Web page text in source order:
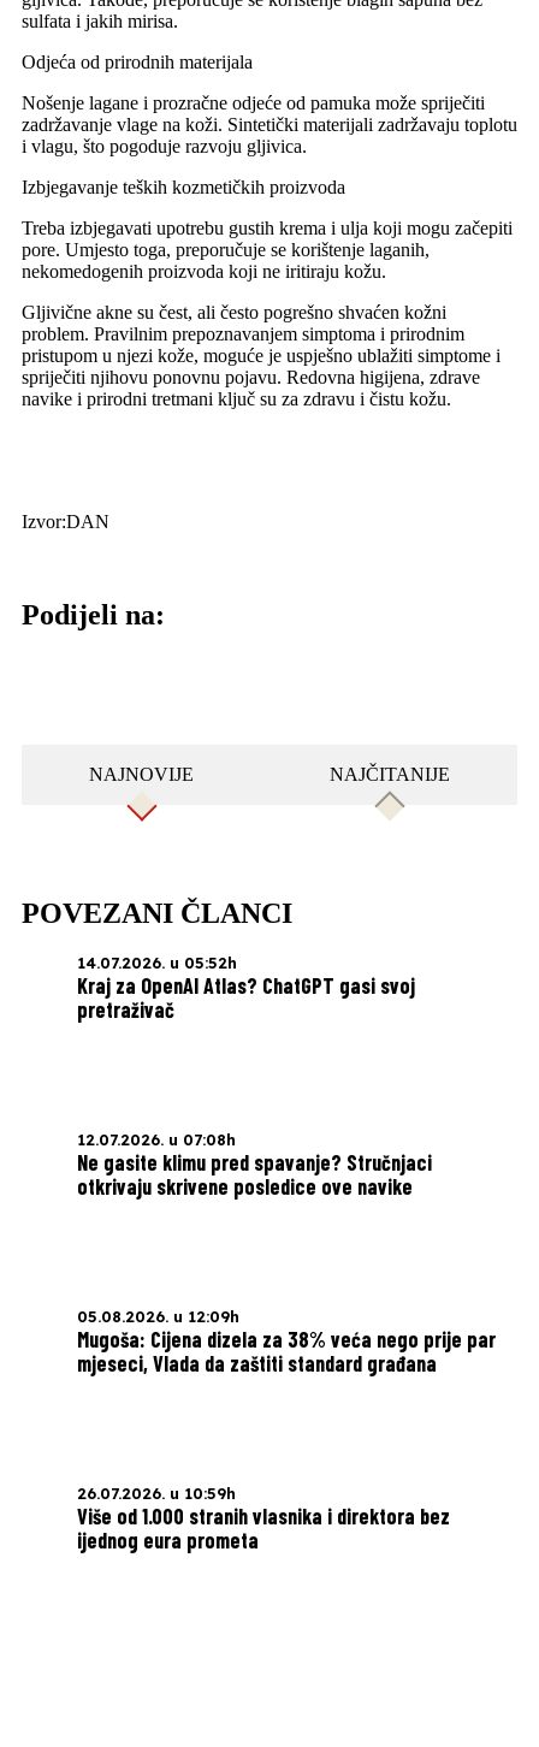
sulfata i jakih mirisa.
Odjeća od prirodnih materijala
Nošenje lagane i prozračne odjeće od pamuka može spriječiti
zadržavanje vlage na koži. Sintetički materijali zadržavaju toplotu
i vlagu, što pogoduje razvoju gljivica.
Izbjegavanje teških kozmetičkih proizvoda
Treba izbjegavati upotrebu gustih krema i ulja koji mogu začepiti
pore. Umjesto toga, preporučuje se korištenje laganih,
nekomedogenih proizvoda koji ne iritiraju kožu.
Gljivične akne su čest, ali često pogrešno shvaćen kožni
problem. Pravilnim prepoznavanjem simptoma i prirodnim
pristupom u njezi kože, moguće je uspješno ublažiti simptome i
spriječiti njihovu ponovnu pojavu. Redovna higijena, zdrave
navike i prirodni tretmani ključ su za zdravu i čistu kožu.
Izvor:DAN
Podijeli na:
NAJNOVIJE NAJČITANIJE
POVEZANI ČLANCI
14.07.2026. u 05:52h
Kraj za OpenAI Atlas? ChatGPT gasi svoj
pretraživač
12.07.2026. u 07:08h
Ne gasite klimu pred spavanje? Stručnjaci
otkrivaju skrivene posledice ove navike
05.08.2026. u 12:09h
Mugoša: Cijena dizela za 38% veća nego prije par
mjeseci, Vlada da zaštiti standard građana
26.07.2026. u 10:59h
Više od 1.000 stranih vlasnika i direktora bez
ijednog eura prometa